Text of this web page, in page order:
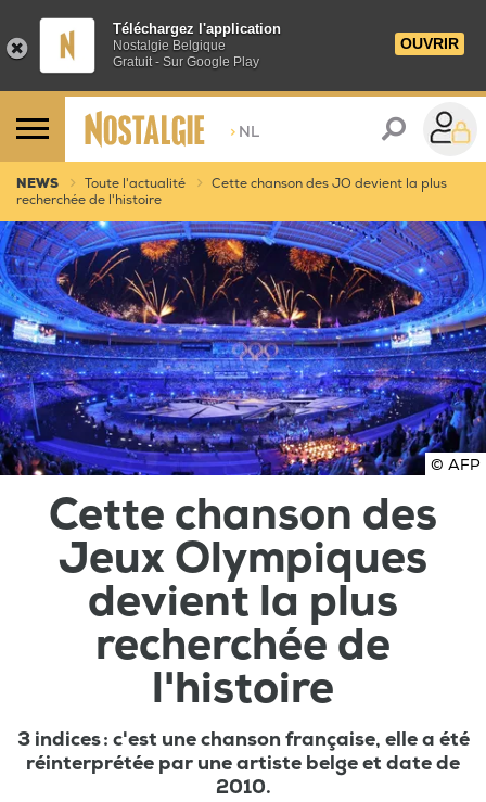
Téléchargez l'application
Nostalgie Belgique
Gratuit - Sur Google Play
OUVRIR
> NL
NEWS Toute l'actualité
Cette chanson des JO devient la plus
recherchée de l'histoire
© AFP
Cette chanson des
Jeux Olympiques
devient la plus
recherchée de
l'histoire
3 indices : c'est une chanson française, elle a été
réinterprétée par une artiste belge et date de
2010.